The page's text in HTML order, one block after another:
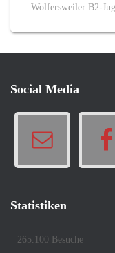
Wolfersweiler B2-
Social Media
Statistiken
265.100 Besuche